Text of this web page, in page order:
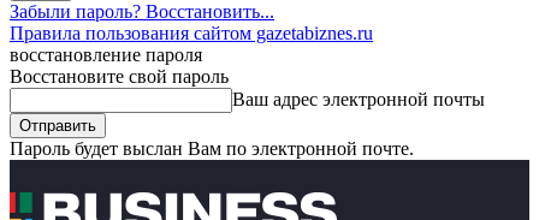
Забыли пароль? Восстановить...
Правила пользования сайтом gazetabiznes.ru
восстановление пароля
Восстановите свой пароль
Ваш адрес электронной почты
Пароль будет выслан Вам по электронной почте.